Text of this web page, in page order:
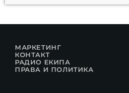
МАРКЕТИНГ
КОНТАКТ
РАДИО ЕКИПА
ПРАВА И ПОЛИТИКА